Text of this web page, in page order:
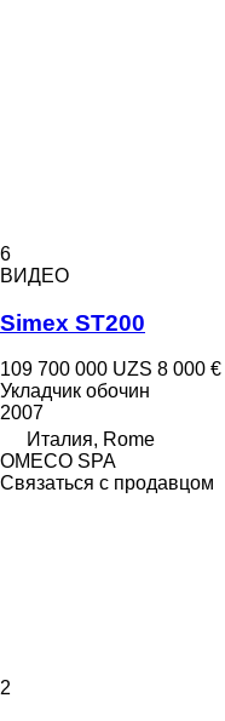
6
ВИДЕО
Simex ST200
109 700 000 UZS 8 000 €
Укладчик обочин
2007
Италия, Rome
OMECO SPA
Связаться с продавцом
2